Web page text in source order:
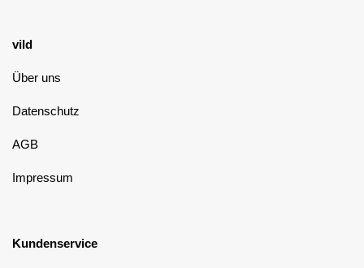
vild
Über uns
Datenschutz
AGB
Impressum
Kundenservice